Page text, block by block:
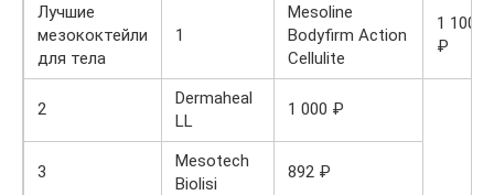
Лучшие
мезококтейли
для тела
1
Mesoline
Bodyfirm Action
Cellulite
1 100
₽
2
Dermaheal
LL
1 000 ₽
3
Mesotech
Biolisi
892 ₽